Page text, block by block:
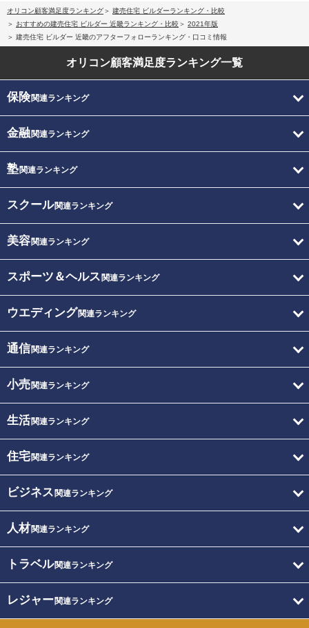
オリコン顧客満足度ランキング
建売住宅 ビルダーランキング・比較
おすすめの建売住宅 ビルダー 近畿ランキング・比較
2021年版
建売住宅 ビルダー 近畿のアフターフォローランキング・口コミ情報
オリコン顧客満足度ランキング一覧
保険関連ランキング
金融関連ランキング
塾関連ランキング
スクール関連ランキング
美容関連ランキング
スポーツ＆ヘルス 関連ランキング
ウエディング関連ランキング
通信関連ランキング
小売関連ランキング
生活関連ランキング
住宅関連ランキング
ビジネス 関連ランキング
人材関連ランキング
トラベル関連ランキング
レジャー関連ランキング